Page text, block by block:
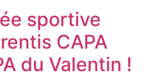
sportive
CAPA
du Valentin !